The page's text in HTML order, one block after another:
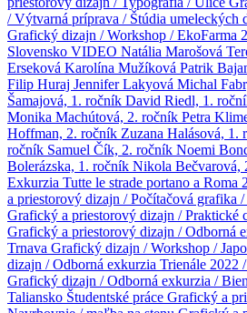
/ Výtvarná príprava / Štúdia umeleckých
Grafický dizajn / Workshop / EkoFarma
Slovensko VIDEO Natália Marošová
Erseková Karolína Mužíková Patrik
Filip Huraj Jennifer Lakyová Michal
Šamajová, 1. ročník David Riedl, 1.
Monika Machútová, 2. ročník Petra
Hoffman, 2. ročník Zuzana Halásová, 1.
ročník Samuel Čík, 2. ročník Noemi
Bolerázska, 1. ročník Nikola Bečvarová,
Exkurzia Tutte le strade portano a Roma
a priestorový dizajn / Počítačová grafika
Grafický a priestorový dizajn / Praktické
Grafický a priestorový dizajn / Odborná
Trnava Grafický dizajn / Workshop /
dizajn / Odborná exkurzia Trienále 2022
Grafický dizajn / Odborná exkurzia /
Taliansko Študentské práce Grafický a